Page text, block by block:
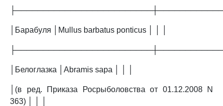
│Барабуля │Mullus barbatus ponticus │ │ │
│Белоглазка │Abramis sapa │ │ │
│(в ред. Приказа Росрыболовства от 01.12.2008 N
363) │ │ │